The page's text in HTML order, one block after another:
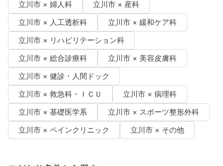
立川市 × 婦人科
立川市 × 産科
立川市 × 人工透析科
立川市 × 緩和ケア科
立川市 × リハビリテーション科
立川市 × 総合診療科
立川市 × 美容皮膚科
立川市 × 健診・人間ドック
立川市 × 救急科・ＩＣＵ
立川市 × 病理科
立川市 × 基礎医学系
立川市 × スポーツ整形外科
立川市 × ペインクリニック
立川市 × その他